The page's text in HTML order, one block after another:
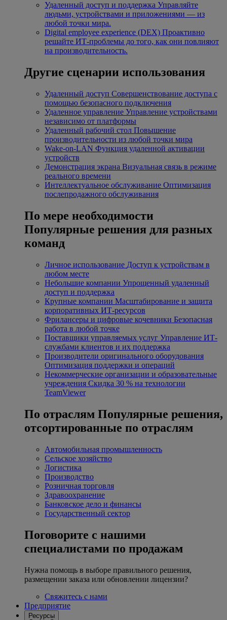
Удаленный доступ и поддержка Управляйте
людьми, устройствами и приложениями — из
любой точки мира.
Digital employee experience (DEX) Проактивно
решайте ИТ-проблемы до того, как они повлияют
на производительность.
Другие сценарии использования
Удаленный доступ Совершенствование доступа с
помощью безопасного подключения
Удаленное управление Управление устройствами
независимо от платформы
Удаленный рабочий стол Повышение
производительности из любой точки мира
Wake-on-LAN Функция удаленной активации
устройств
Демонстрация экрана Визуальная связь в режиме
реального времени
Интеллектуальное обслуживание Оптимизация
послепродажного обслуживания
По мере необходимости
Популярные решения для разных
команд
Личное использование Доступ к устройствам в
любом месте
Небольшие компании Упрощенный удаленный
доступ и поддержка
Крупные компании Масштабирование и защита
корпоративных ИТ-ресурсов
Фрилансеры и цифровые кочевники Безопасная
работа в любой точке
Поставщики управляемых услуг Управление ИТ-
службами клиентов и их поддержка
Производители оригинального оборудования
Оптимизация поддержки и операций
Некоммерческие организации и образовательные
учреждения Скидка 30 % на технологии
TeamViewer
По отраслям Популярные решения,
отсортированные по отраслям
Автомобильная промышленность
Сельское хозяйство
Логистика
Производство
Розничная торговля
Здравоохранение
Банковское дело и финансы
Государственный сектор
Поговорите с нашими
специалистами по продажам
Нужна помощь в выборе правильного решения,
размещении заказа или обновлении лицензии?
Свяжитесь с нами
Предприятие
Ресурсы